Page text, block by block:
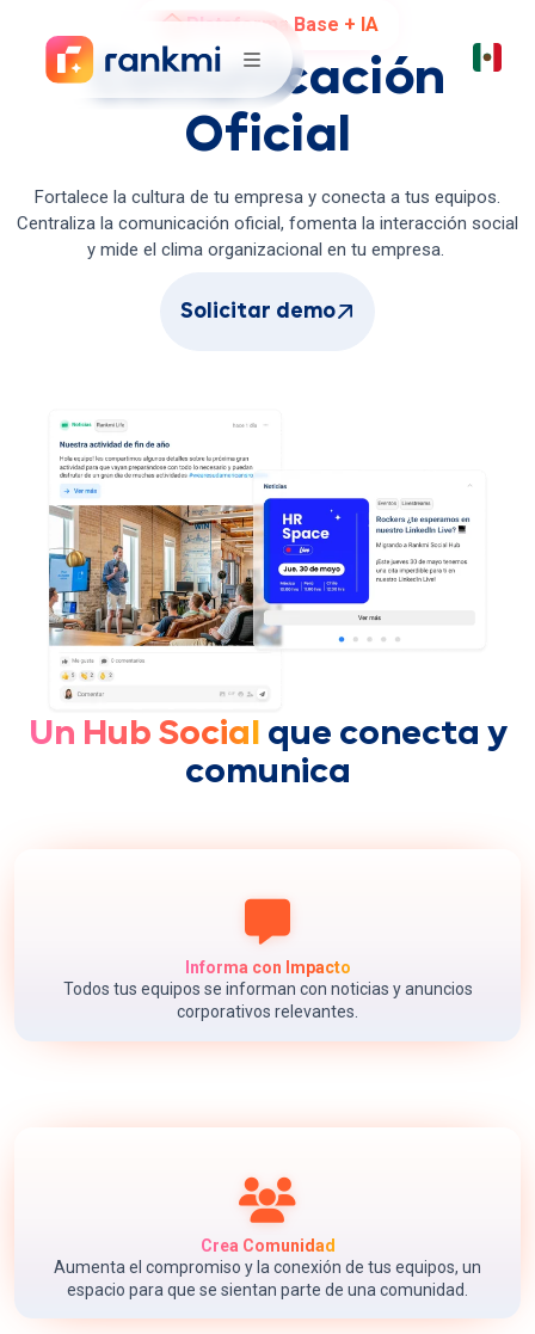
Plataforma Base + IA
Comunicación
Oficial
Fortalece la cultura de tu empresa y conecta a tus equipos.
Centraliza la comunicación oficial, fomenta la interacción social
y mide el clima organizacional en tu empresa.
Solicitar demo
Un Hub Social
que conecta y
comunica
Informa con Impacto
Todos tus equipos se informan con noticias y anuncios
corporativos relevantes.
Crea Comunidad
Aumenta el compromiso y la conexión de tus equipos, un
espacio para que se sientan parte de una comunidad.